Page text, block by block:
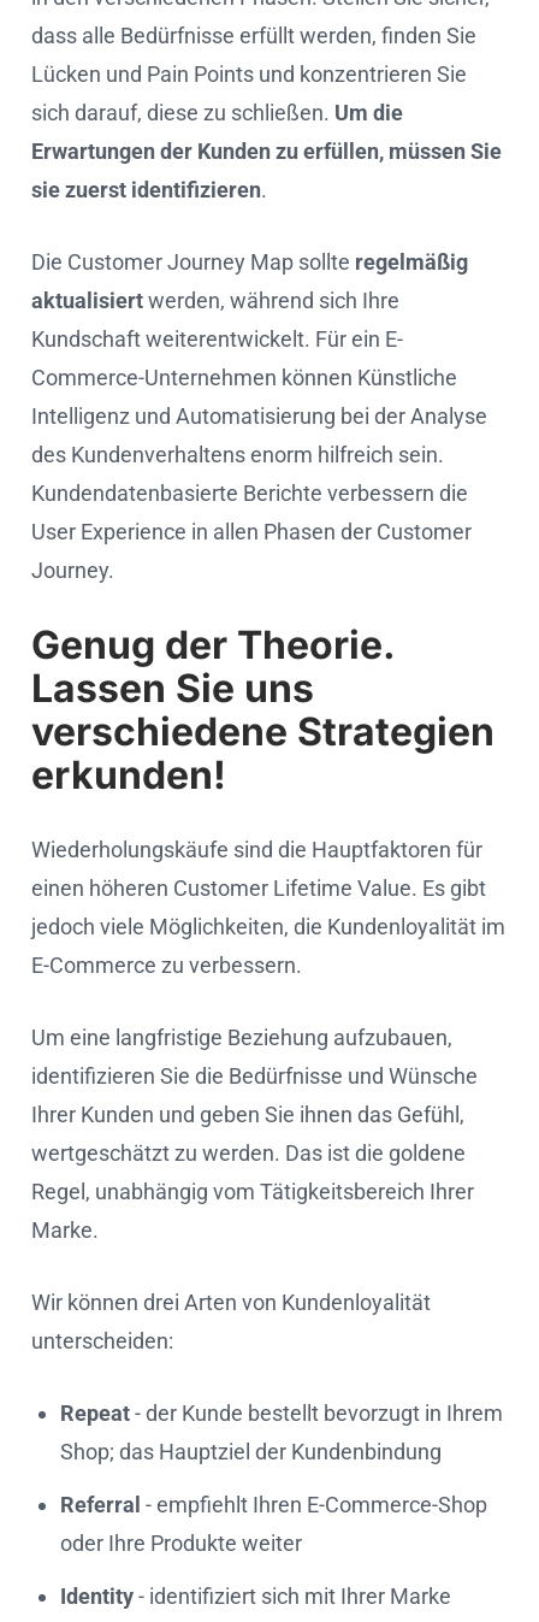
dass alle Bedürfnisse erfüllt werden, finden Sie
Lücken und Pain Points und konzentrieren Sie
sich darauf, diese zu schließen. Um die
Erwartungen der Kunden zu erfüllen, müssen Sie
sie zuerst identifizieren.
Die Customer Journey Map sollte regelmäßig
aktualisiertwerden, während sich Ihre
Kundschaft weiterentwickelt. Für ein E-
Commerce-Unternehmen können Künstliche
Intelligenz und Automatisierung bei der Analyse
des Kundenverhaltens enorm hilfreich sein.
Kundendatenbasierte Berichte verbessern die
User Experience in allen Phasen der Customer
Journey.
Genug der Theorie.
Lassen Sie uns
verschiedene Strategien
erkunden!
Wiederholungskäufe sind die Hauptfaktoren für
einen höheren Customer Lifetime Value. Es gibt
jedoch viele Möglichkeiten, die Kundenloyalität im
E-Commerce zu verbessern.
Um eine langfristige Beziehung aufzubauen,
identifizieren Sie die Bedürfnisse und Wünsche
Ihrer Kunden und geben Sie ihnen das Gefühl,
wertgeschätzt zu werden. Das ist die goldene
Regel, unabhängig vom Tätigkeitsbereich Ihrer
Marke.
Wir können drei Arten von Kundenloyalität
unterscheiden:
Repeat- der Kunde bestellt bevorzugt in Ihrem
Shop; das Hauptziel der Kundenbindung
Referral - empfiehlt Ihren E-Commerce-Shop
oder Ihre Produkte weiter
Identity- identifiziert sich mit Ihrer Marke